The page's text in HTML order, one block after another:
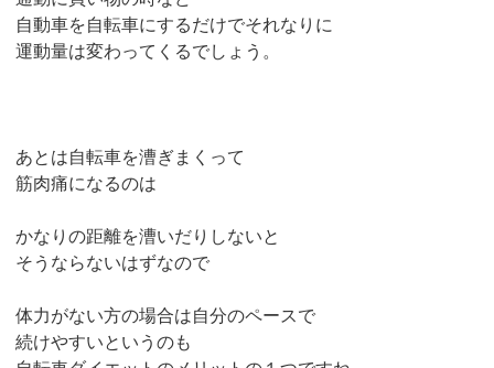
自動車を自転車にするだけでそれなりに
運動量は変わってくるでしょう。
あとは自転車を漕ぎまくって
筋肉痛になるのは
かなりの距離を漕いだりしないと
そうならないはずなので
体力がない方の場合は自分のペースで
続けやすいというのも